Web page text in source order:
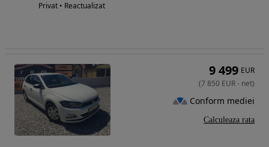
Privat • Reactualizat
9 499 EUR
(7 850 EUR- net)
Conform mediei
Calculeaza rata